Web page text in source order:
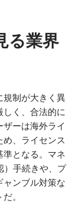
る業界
規制が大きく異
く、合法的に
ーは海外ライ
、ライセンス
準となる。マネ
）手続きや、プ
ャンブル対策な
。